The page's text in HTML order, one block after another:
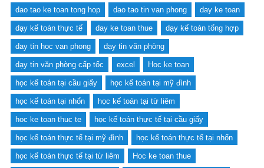
dao tao ke toan tong hop dao tao tin van phong day ke toan
dạy kế toán thực tế day ke toan thue dạy kế toán tổng hợp
day tin hoc van phong dạy tin văn phòng
dạy tin văn phòng cấp tốc excel Hoc ke toan
học kế toán tại cầu giấy học kế toán tại mỹ đình
học kế toán tại nhổn học kế toán tại từ liêm
hoc ke toan thuc te học kế toán thực tế tại cầu giấy
học kế toán thực tế tại mỹ đình học kế toán thực tế tại nhổn
học kế toán thực tế tại từ liêm Hoc ke toan thue